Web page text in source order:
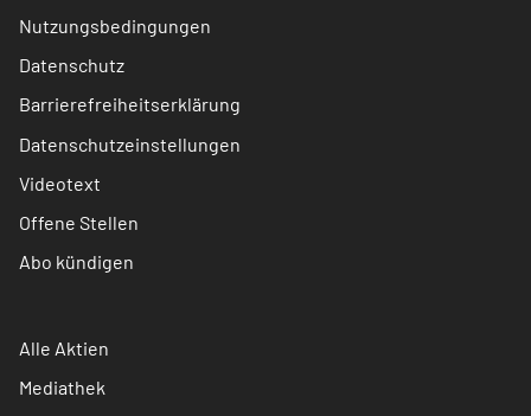
Nutzungsbedingungen
Datenschutz
Barrierefreiheitserklärung
Datenschutzeinstellungen
Videotext
Offene Stellen
Abo kündigen
Alle Aktien
Mediathek